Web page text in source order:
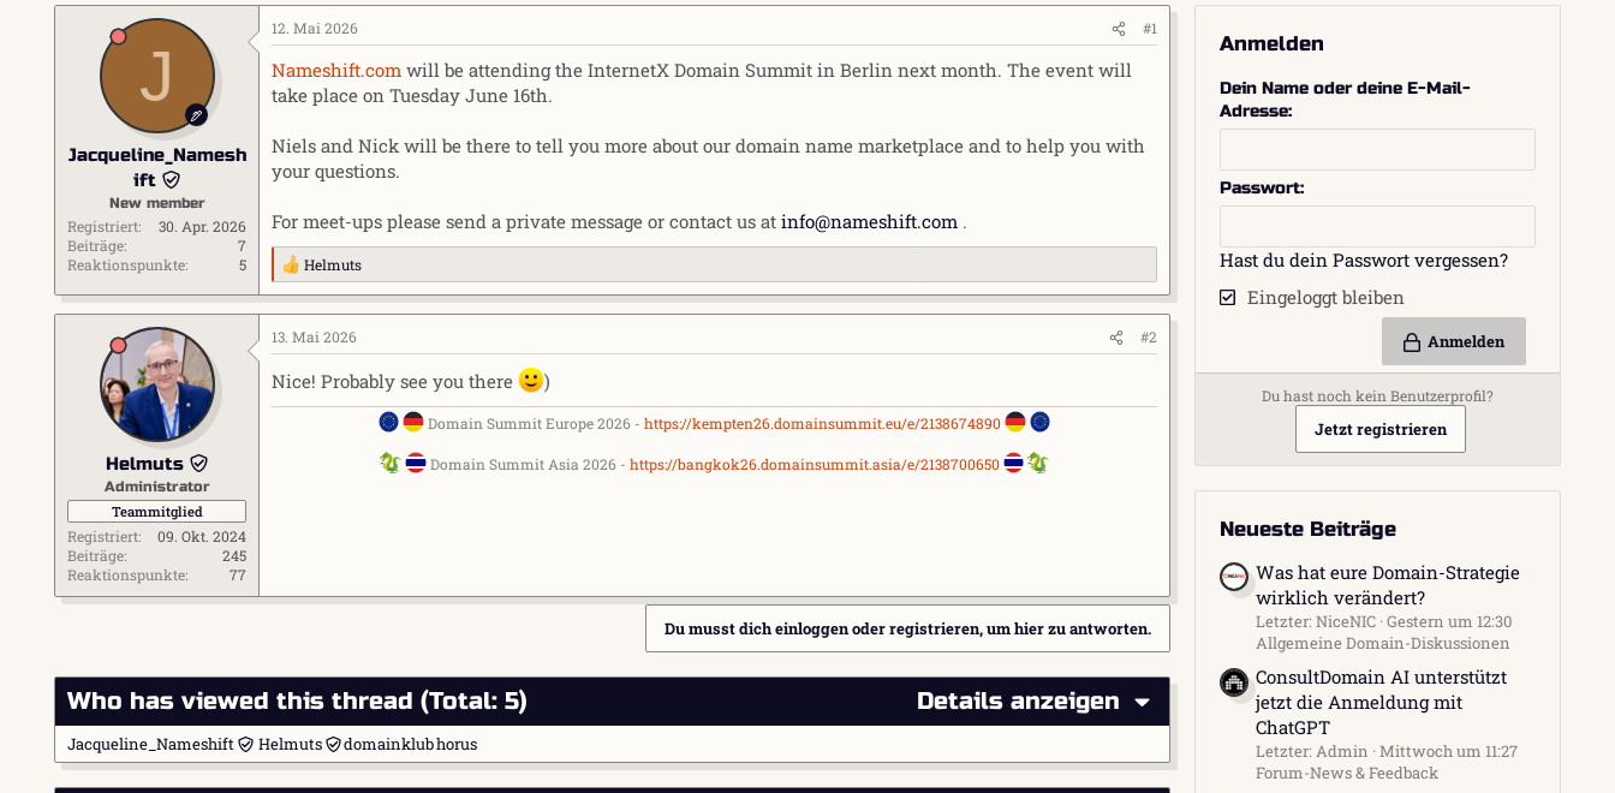
s
s
t
l
l
a
m
J
Jacqueline_Namesh
ift
New member
Registriert
30. Apr. 2026
Beiträge
7
Reaktionspunkte
5
12. Mai 2026 #1
Nameshift.com will be attending the InternetX Domain Summit in Berlin next month. The event will
take place on Tuesday June 16th.
Niels and Nick will be there to tell you more about our domain name marketplace and to help you with
your questions.
For meet-ups please send a private message or contact us at info@nameshift.com .
R
e
a
k
t
o
n
Helmuts
Helmuts
Administrator
Teammitglied
Registriert
09. Okt. 2024
Beiträge
245
Reaktionspunkte
77
13. Mai 2026 #2
Nice! Probably see you there )
Domain Summit Europe 2026 - https://kempten26.domainsummit.eu/e/2138674890
Domain Summit Asia 2026 - https://bangkok26.domainsummit.asia/e/2138700650
Du musst dich einloggen oder registrieren, um hier zu antworten.
Who has viewed this thread (Total: 5) Details anzeigen
Jacqueline_Nameshift Helmuts domainklubhorus
Anmelden
Dein Name oder deine E-Mail-
Adresse
Passwort
Hast du dein Passwort vergessen?
Eingeloggt bleiben
Anmelden
Du hast noch kein Benutzerprofil?
Jetzt registrieren
Neueste Beiträge
Was hat eure Domain-Strategie
wirklich verändert?
Letzter: NiceNIC Gestern um 12:30
Allgemeine Domain-Diskussionen
ConsultDomain AI unterstützt
jetzt die Anmeldung mit
ChatGPT
Letzter: Admin Mittwoch um 11:27
Forum-News & Feedback